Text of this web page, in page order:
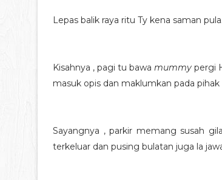
Lepas balik raya ritu Ty kena saman
Kisahnya , pagi tu bawamummy pergi
masuk opis dan maklumkan pada
Sayangnya , parkir memang susah
terkeluar dan pusing bulatan juga la